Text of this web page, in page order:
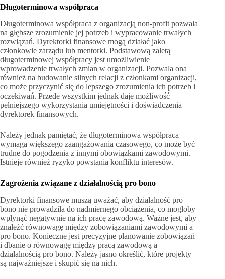
Długoterminowa współpraca
Długoterminowa współpraca z organizacją non-profit pozwala
na głębsze zrozumienie jej potrzeb i wypracowanie trwałych
rozwiązań. Dyrektorki finansowe mogą działać jako
członkowie zarządu lub mentorki. Podstawową zaletą
długoterminowej współpracy jest umożliwienie
wprowadzenie trwałych zmian w organizacji. Pozwala ona
również na budowanie silnych relacji z członkami organizacji,
co może przyczynić się do lepszego zrozumienia ich potrzeb i
oczekiwań. Przede wszystkim jednak daje możliwość
pełniejszego wykorzystania umiejętności i doświadczenia
dyrektorek finansowych.
Należy jednak pamiętać, że długoterminowa współpraca
wymaga większego zaangażowania czasowego, co może być
trudne do pogodzenia z innymi obowiązkami zawodowymi.
Istnieje również ryzyko powstania konfliktu interesów.
Zagrożenia związane z działalnością pro bono
Dyrektorki finansowe muszą uważać, aby działalność pro
bono nie prowadziła do nadmiernego obciążenia, co mogłoby
wpłynąć negatywnie na ich pracę zawodową. Ważne jest, aby
znaleźć równowagę między zobowiązaniami zawodowymi a
pro bono. Konieczne jest precyzyjne planowanie zobowiązań
i dbanie o równowagę między pracą zawodową a
działalnością pro bono. Należy jasno określić, które projekty
są najważniejsze i skupić się na nich.